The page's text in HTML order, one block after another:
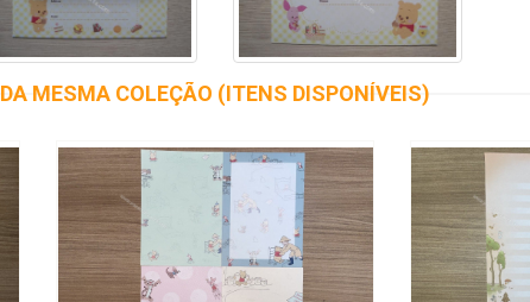
DA MESMA COLEÇÃO (ITENS DISPONÍVEIS)